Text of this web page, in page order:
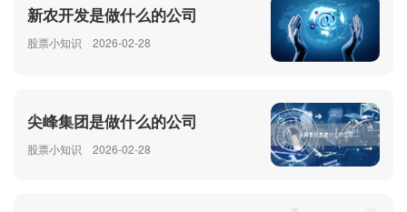
新农开发是做什么的公司
股票小知识 2026-02-28
尖峰集团是做什么的公司
股票小知识 2026-02-28